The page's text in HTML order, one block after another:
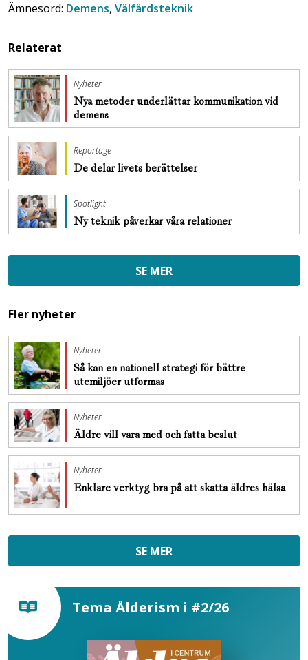
Ämnesord: Demens, Välfärdsteknik
Relaterat
Nyheter
Nya metoder underlättar kommunikation vid
demens
Reportage
De delar livets berättelser
Spotlight
Ny teknik påverkar våra relationer
SE MER
Fler nyheter
Nyheter
Så kan en nationell strategi för bättre
utemiljöer utformas
Nyheter
Äldre vill vara med och fatta beslut
Nyheter
Enklare verktyg bra på att skatta äldres hälsa
SE MER
Tema Ålderism i #2/26